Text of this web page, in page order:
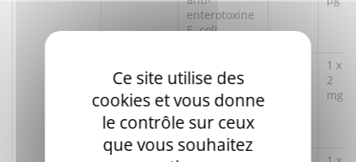
enterotoxine
E. coli
Polyclonal
anti-serum
albumine
bovine
1 x
2
mg
Ce site utilise des
cookies et vous donne
le contrôle sur ceux
que vous souhaitez